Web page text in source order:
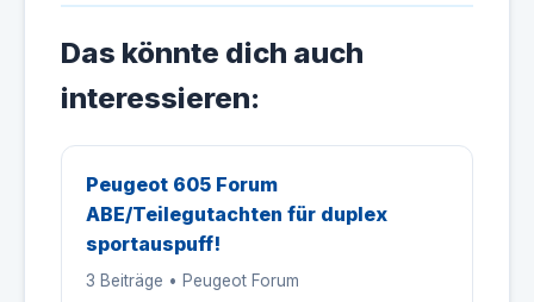
Das könnte dich auch
interessieren:
Peugeot 605 Forum
ABE/Teilegutachten für duplex
sportauspuff!
3 Beiträge • Peugeot Forum